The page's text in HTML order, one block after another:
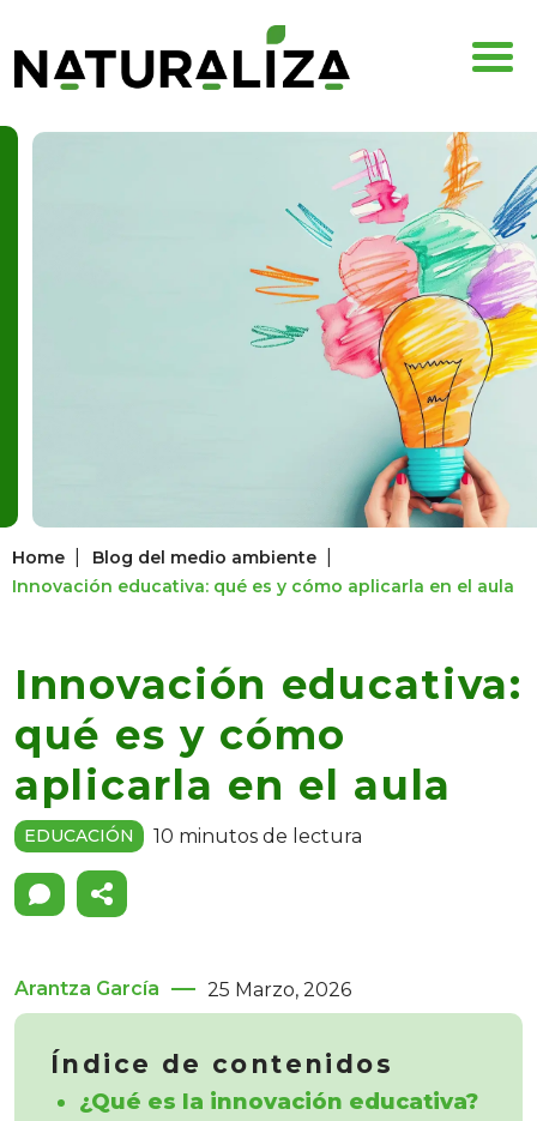
Home Blog del medio ambiente
Innovación educativa: qué es y cómo aplicarla en el aula
Innovación educativa:
qué es y cómo
aplicarla en el aula
EDUCACIÓN 10 minutos de lectura
Arantza García 25 Marzo, 2026
Índice de contenidos
¿Qué es la innovación educativa?